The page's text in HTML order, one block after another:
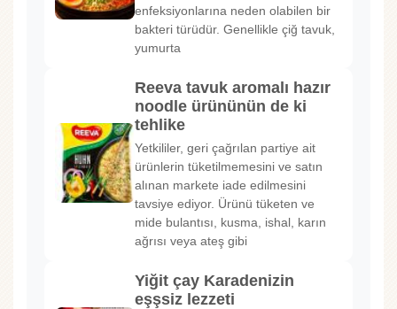
enfeksiyonlarına neden olabilen bir
bakteri türüdür. Genellikle çiğ tavuk,
yumurta
Reeva tavuk aromalı hazır
noodle ürününün de ki
tehlike
Yetkililer, geri çağrılan partiye ait
ürünlerin tüketilmemesini ve satın
alınan markete iade edilmesini
tavsiye ediyor. Ürünü tüketen ve
mide bulantısı, kusma, ishal, karın
ağrısı veya ateş gibi
Yiğit çay Karadenizin
eşşsiz lezzeti